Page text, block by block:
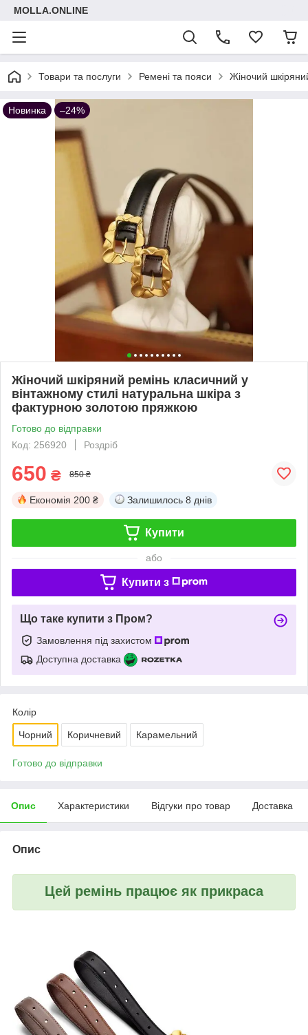
MOLLA.ONLINE
Товари та послуги Ремені та пояси Жіночий
Новинка –24%
Жіночий шкіряний ремінь класичний у
вінтажному стилі натуральна шкіра з
фактурною золотою пряжкою
Готово до відправки
Код: 256920
Роздріб
650 ₴ 850 ₴
Економія 200 ₴ Залишилось 8 днів
Купити
або
Купити з
Що таке купити з Пром?
Замовлення під захистом
Доступна доставка
Колір
Чорний Коричневий Карамельний
Готово до відправки
Опис Характеристики Відгуки про товар Доставка
Опис
Цей ремінь працює як прикраса